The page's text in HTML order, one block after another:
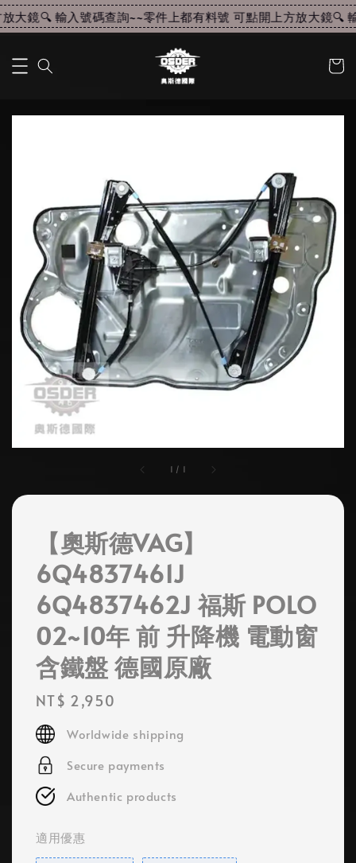
大鏡🔍 輸入號碼查詢~~零件上都有料號 可點開上方放大鏡🔍
1 / 1
【奧斯德VAG】
6Q4837461J
6Q4837462J 福斯 POLO
02~10年 前 升降機 電動窗
含鐵盤 德國原廠
Regular
price
NT$ 2,950
Worldwide shipping
Secure payments
Authentic products
適用優惠